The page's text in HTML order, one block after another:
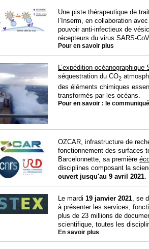
Une piste thérapeutique de
l’Inserm, en collaboration
pouvoir anti-infectieux de
récepteurs du virus SARS-
Pour en savoir plus
L’expédition océanographique
séquestration du CO2
des éléments chimiques
transformés par les océans.
Pour en savoir : le
OZCAR, infrastructure de
fonctionnement des surfaces
Barcelonnette, sa première
disciplines composant la
ouvert jusqu'au 9 avril 2021
Le mardi 19 janvier 2021 , se
à présenter les services,
plus de 23 millions de
scientifique, toutes les
En savoir plus